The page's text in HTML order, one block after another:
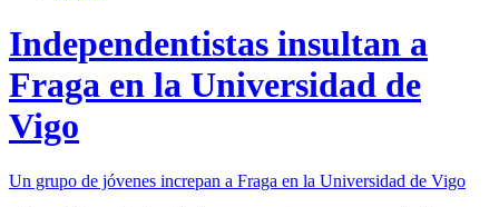
Independentistas insultan a
Fraga en la Universidad de
Vigo
Un grupo de jóvenes increpan a Fraga en la Universidad de Vigo